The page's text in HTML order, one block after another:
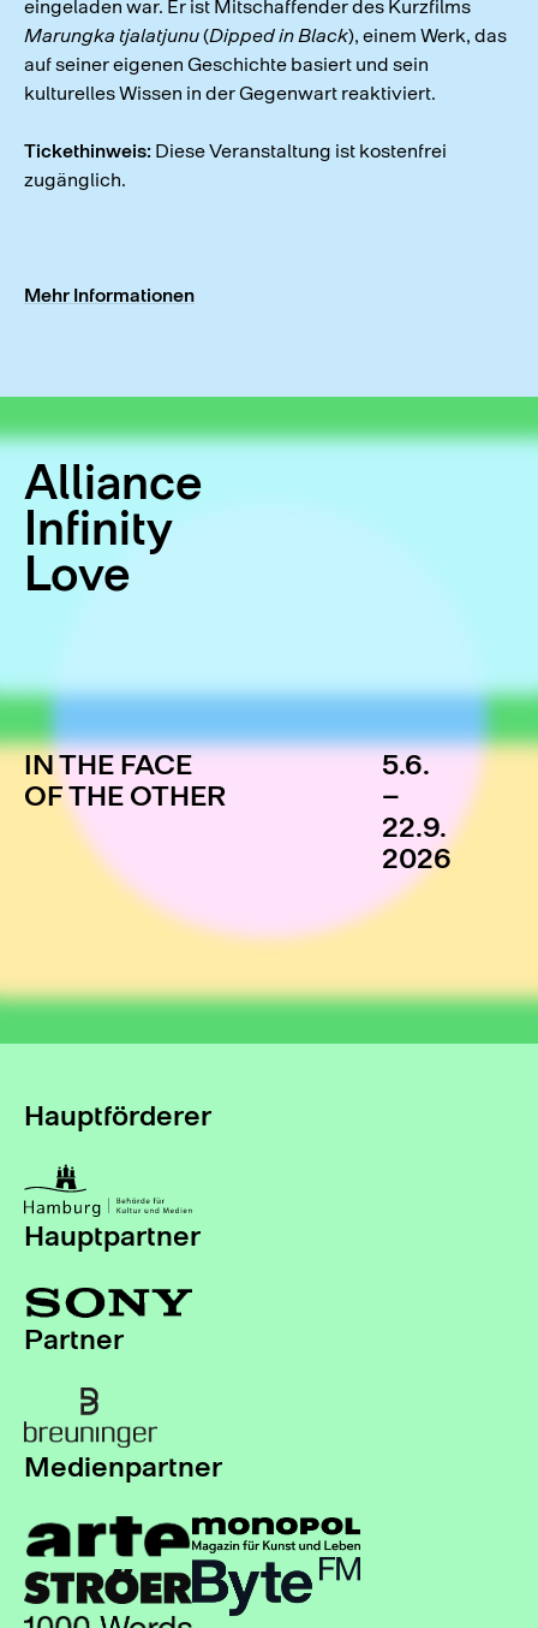
eingeladen war. Er ist Mitschaffender des Kurzfilms
Marungka tjalatjunu(Dipped in Black), einem Werk, das
auf seiner eigenen Geschichte basiert und sein
kulturelles Wissen in der Gegenwart reaktiviert.
Tickethinweis: Diese Veranstaltung ist kostenfrei
zugänglich.
Mehr Informationen
Alliance
Infinity
Love
IN THE FACE
OF THE OTHER
5.6.
–
22.9.
2026
Hauptförderer
Hauptpartner
Partner
Medienpartner